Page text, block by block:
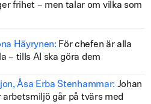
frihet – men talar om vilka som
Häyrynen: För chefen är alla
– tills AI ska göra dem
Åsa Erba Stenhammar: Johan
går på tvärs med